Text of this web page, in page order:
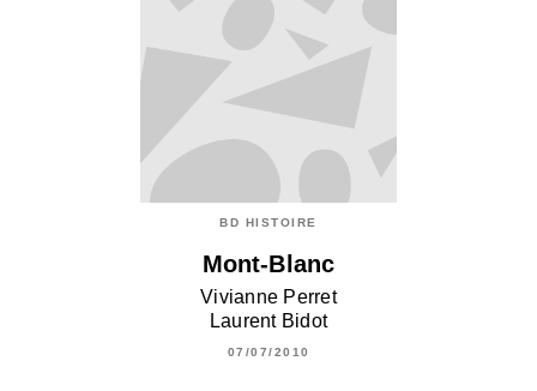
BD HISTOIRE
Mont-Blanc
Vivianne Perret
Laurent Bidot
07/07/2010